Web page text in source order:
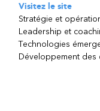
Visitez le site
Stratégie et
Leadership et
Technologies
Développement des